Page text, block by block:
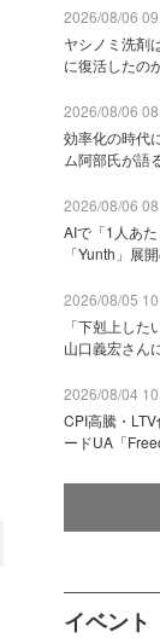
2026/08/06
ヤシノミ洗剤
に復活したの
2026/08/06
効率化の時代
ム阿部氏が語
2026/08/06
AIで「1人あ
「Yunth」展
2026/08/05
「下剋上した
山口義宏さん
2026/08/04
CPI高騰・
ードUA「
イベント